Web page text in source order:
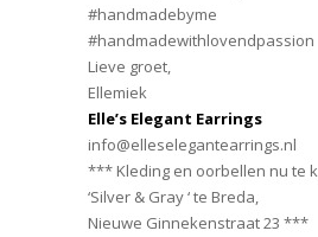
#handmadebyme
#handmadewithlovendpassion
Lieve groet,
Ellemiek
Elle’s Elegant Earrings
info@elleselegantearrings.nl
*** Kleding en oorbellen nu te
‘Silver & Gray ‘ te Breda,
Nieuwe Ginnekenstraat 23 ***